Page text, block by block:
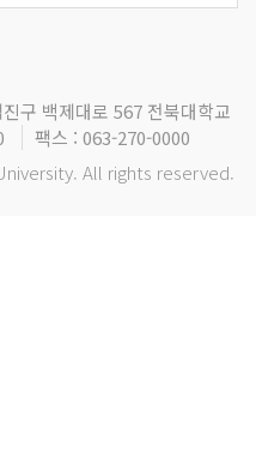
구 백제대로 567 전북대학교
팩스 : 063-270-0000
All rights reserved.